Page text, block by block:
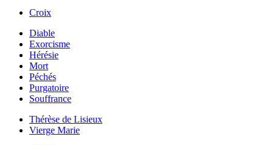
Croix
Diable
Exorcisme
Hérésie
Mort
Péchés
Purgatoire
Souffrance
Thérèse de Lisieux
Vierge Marie